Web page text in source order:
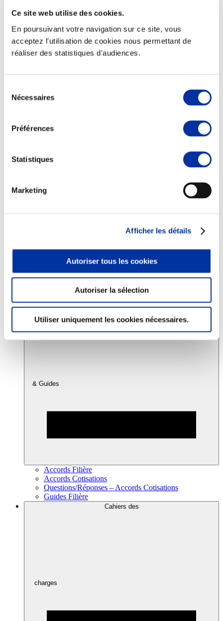
Ce site web utilise des cookies.
En poursuivant votre navigation sur ce site, vous
acceptez l'utilisation de cookies nous permettant de
réaliser des statistiques d'audiences.
Nécessaires
Préférences
Statistiques
Marketing
Afficher les détails
Autoriser tous les cookies
Autoriser la sélection
Utiliser uniquement les cookies nécessaires.
Elevage
Consommation
Sécurité sanitaire
Juste rémunération et attractivité des métiers
Info-veille scientifique
Accords
& Guides
Accords Filière
Accords Cotisations
Questions/Réponses – Accords Cotisations
Guides Filière
Cahiers des
charges